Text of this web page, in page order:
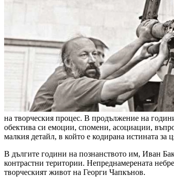
на творческия процес. В продължение на
обектива си емоции, спомени, асоциации,
малкия детайл, в който е кодирана истината
В дългите години на познанството им, Иван
контрастни територии. Непреднамерената
творческият живот на Георги Чапкънов.